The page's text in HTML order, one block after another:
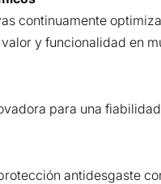
continuamente
y funcionalidad en
para una
antidesgaste